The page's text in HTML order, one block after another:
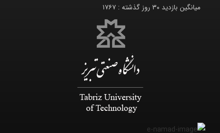
میانگین بازدید ۳۰ روز گذشته :
۱۷۶۷